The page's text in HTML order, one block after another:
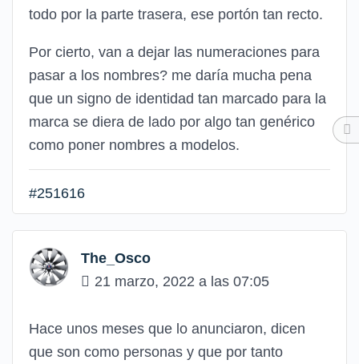
todo por la parte trasera, ese portón tan recto.
Por cierto, van a dejar las numeraciones para
pasar a los nombres? me daría mucha pena
que un signo de identidad tan marcado para la
marca se diera de lado por algo tan genérico
como poner nombres a modelos.
#251616
The_Osco
21 marzo, 2022 a las 07:05
Hace unos meses que lo anunciaron, dicen
que son como personas y que por tanto